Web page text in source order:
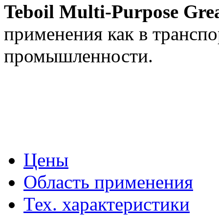
Teboil Multi-Purpose
применения как в
промышленности.
Цены
Область применения
Тех. характеристики